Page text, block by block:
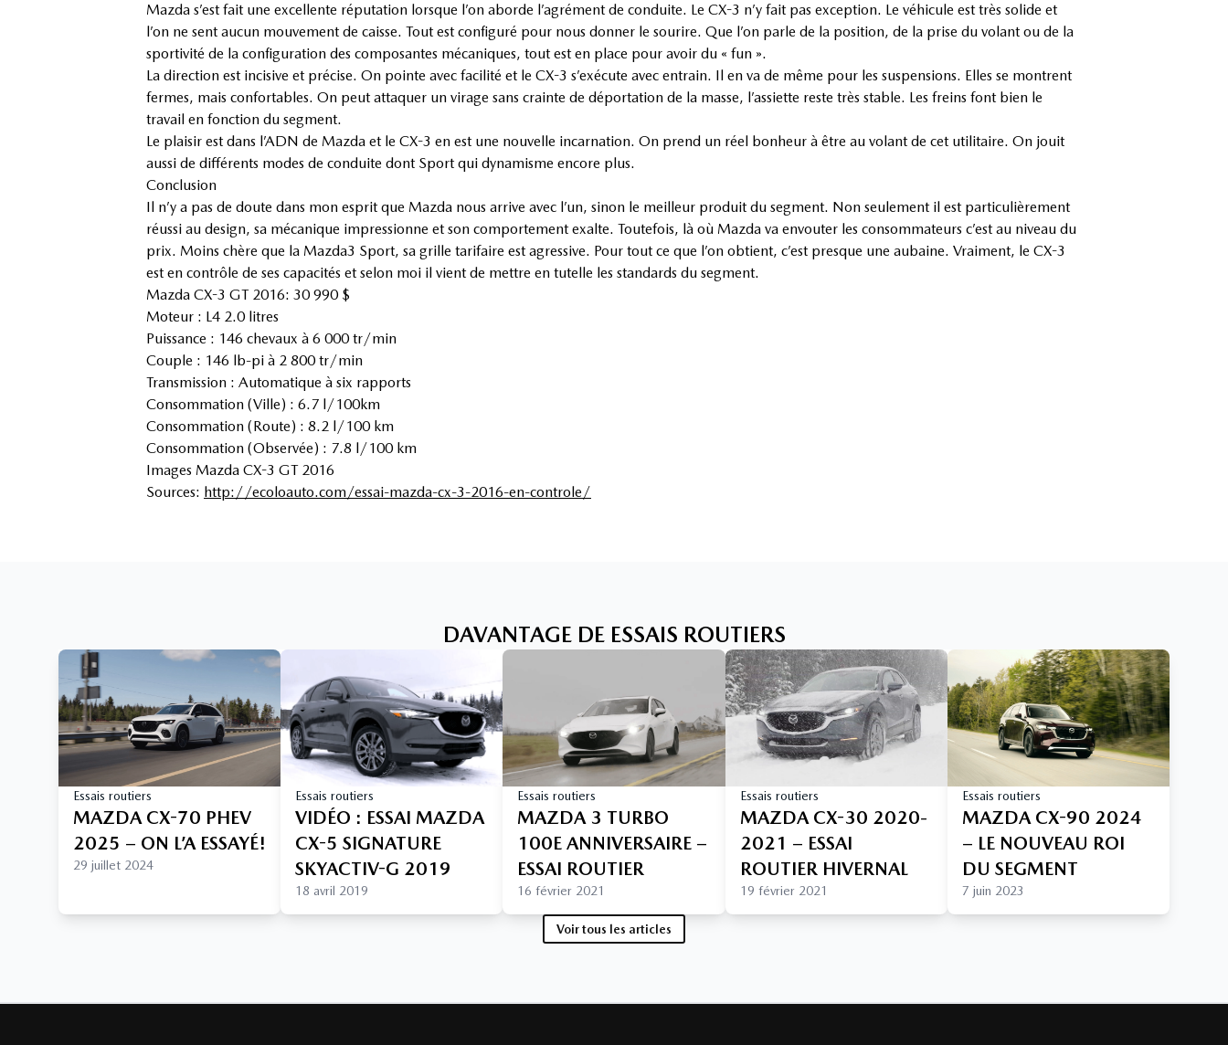
Mazda s’est fait une excellente réputation lorsque l’on aborde l’agrément de conduite. Le CX-3 n’y fait pas exception. Le véhicule est très solide et
l’on ne sent aucun mouvement de caisse. Tout est configuré pour nous donner le sourire. Que l’on parle de la position, de la prise du volant ou de la
sportivité de la configuration des composantes mécaniques, tout est en place pour avoir du « fun ».
La direction est incisive et précise. On pointe avec facilité et le CX-3 s’exécute avec entrain. Il en va de même pour les suspensions. Elles se montrent
fermes, mais confortables. On peut attaquer un virage sans crainte de déportation de la masse, l’assiette reste très stable. Les freins font bien le
travail en fonction du segment.
Le plaisir est dans l’ADN de Mazda et le CX-3 en est une nouvelle incarnation. On prend un réel bonheur à être au volant de cet utilitaire. On jouit
aussi de différents modes de conduite dont Sport qui dynamisme encore plus.
Conclusion
Il n’y a pas de doute dans mon esprit que Mazda nous arrive avec l’un, sinon le meilleur produit du segment. Non seulement il est particulièrement
réussi au design, sa mécanique impressionne et son comportement exalte. Toutefois, là où Mazda va envouter les consommateurs c’est au niveau du
prix. Moins chère que la Mazda3 Sport, sa grille tarifaire est agressive. Pour tout ce que l’on obtient, c’est presque une aubaine. Vraiment, le CX-3
est en contrôle de ses capacités et selon moi il vient de mettre en tutelle les standards du segment.
Mazda CX-3 GT 2016: 30 990 $
Moteur : L4 2.0 litres
Puissance : 146 chevaux à 6 000 tr/min
Couple : 146 lb-pi à 2 800 tr/min
Transmission : Automatique à six rapports
Consommation (Ville) : 6.7 l/100km
Consommation (Route) : 8.2 l/100 km
Consommation (Observée) : 7.8 l/100 km
Images Mazda CX-3 GT 2016
Sources: http://ecoloauto.com/essai-mazda-cx-3-2016-en-controle/
DAVANTAGE DE ESSAIS ROUTIERS
Essais routiers
MAZDA CX-70 PHEV
2025 – ON L’A ESSAYÉ!
29 juillet 2024
Essais routiers
VIDÉO : ESSAI MAZDA
CX-5 SIGNATURE
SKYACTIV-G 2019
18 avril 2019
Essais routiers
MAZDA 3 TURBO
100E ANNIVERSAIRE –
ESSAI ROUTIER
16 février 2021
Essais routiers
MAZDA CX-30 2020-
2021 – ESSAI
ROUTIER HIVERNAL
19 février 2021
Essais routiers
MAZDA CX-90 2024
– LE NOUVEAU ROI
DU SEGMENT
7 juin 2023
Voir tous les articles